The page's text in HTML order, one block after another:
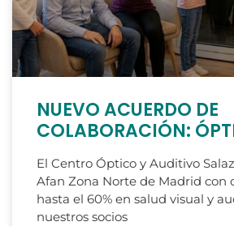
NUEVO ACUERDO DE
COLABORACIÓN:
El Centro Óptico y Auditivo
Afan Zona Norte de Madrid con
hasta el 60% en salud visual y
nuestros socios